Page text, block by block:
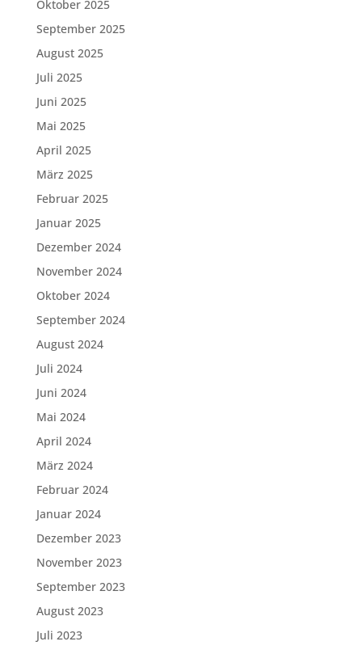
Oktober 2025
September 2025
August 2025
Juli 2025
Juni 2025
Mai 2025
April 2025
März 2025
Februar 2025
Januar 2025
Dezember 2024
November 2024
Oktober 2024
September 2024
August 2024
Juli 2024
Juni 2024
Mai 2024
April 2024
März 2024
Februar 2024
Januar 2024
Dezember 2023
November 2023
September 2023
August 2023
Juli 2023